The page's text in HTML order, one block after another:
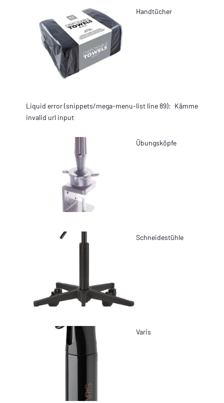
Handtücher
Liquid error (snippets/mega-menu-list line 89):
invalid url input
Kämme
Übungsköpfe
Schneidestühle
Varis